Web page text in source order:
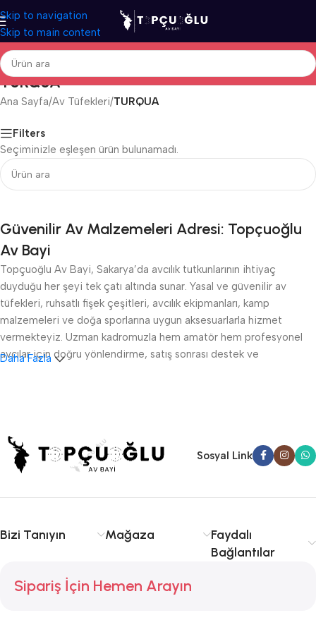
Skip to navigation
Skip to main content
TURQUA
Ana Sayfa/Av Tüfekleri/TURQUA
Filters
Seçiminizle eşleşen ürün bulunamadı.
Güvenilir Av Malzemeleri Adresi: Topçuoğlu
Av Bayi
Topçuoğlu Av Bayi, Sakarya’da avcılık tutkunlarının ihtiyaç
duyduğu her şeyi tek çatı altında sunar. Yasal ve güvenilir av
tüfekleri, ruhsatlı fişek çeşitleri, avcılık ekipmanları, kamp
malzemeleri ve doğa sporlarına uygun aksesuarlarla hizmet
vermekteyiz. Uzman kadromuzla hem amatör hem profesyonel
avcılar için doğru yönlendirme, satış sonrası destek ve
sunuyoruz. Avcılıkta kalite, güvenlik ve deneyim için Topçuoğlu
Av sizinle!
Daha Fazla
Sosyal Link
Bizi Tanıyın Mağaza
Faydalı
Bağlantılar
Sipariş İçin Hemen Arayın